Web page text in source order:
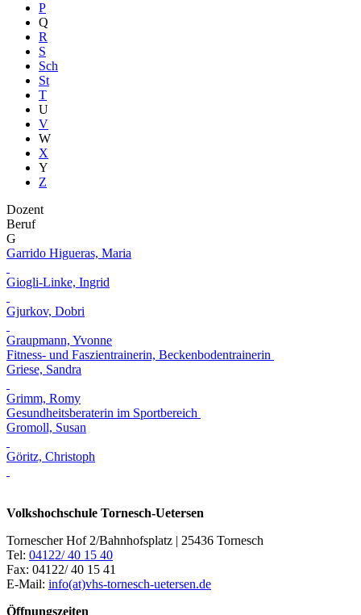
P
Q
R
S
Sch
St
T
U
V
W
X
Y
Z
Dozent
Beruf
G
Garrido Higueras, Maria
Giogli-Linke, Ingrid
Gjurkov, Dobri
Graupmann, Yvonne
Fitness- und Faszientrainerin, Beckenbodentrainerin
Griese, Sandra
Grimm, Romy
Gesundheitsberaterin im Sportbereich
Gromoll, Susan
Göritz, Christoph
Volkshochschule Tornesch-Uetersen
Tornescher Hof 2/Bahnhofsplatz | 25436 Tornesch
Tel: 04122/ 40 15 40
Fax: 04122/ 40 15 41
E-Mail: info(at)vhs-tornesch-uetersen.de
Öffnungszeiten